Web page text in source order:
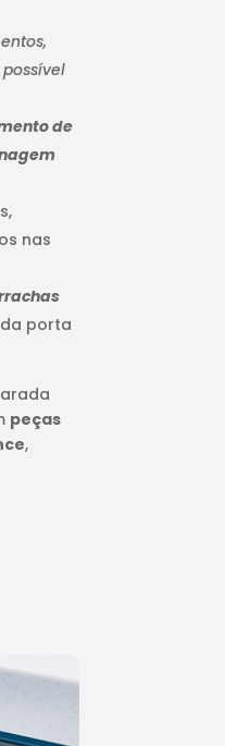
de
nas
porta
peças
,